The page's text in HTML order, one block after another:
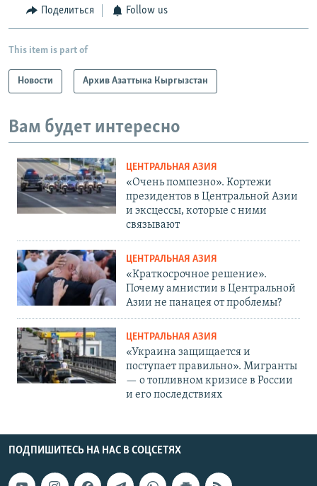
Поделиться Follow us
This item is part of
Новости Архив Азаттыка Кыргызстан
Вам будет интересно
ЦЕНТРАЛЬНАЯ АЗИЯ
«Очень помпезно». Кортежи
президентов в Центральной Азии
и эксцессы, которые с ними
связывают
ЦЕНТРАЛЬНАЯ АЗИЯ
«Краткосрочное решение».
Почему амнистии в Центральной
Азии не панацея от проблемы?
ЦЕНТРАЛЬНАЯ АЗИЯ
«Украина защищается и
поступает правильно». Мигранты
— о топливном кризисе в России
и его последствиях
ПОДПИШИТЕСЬ НА НАС В СОЦСЕТЯХ